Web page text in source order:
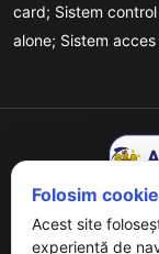
card; Sistem
alone; Sistem
Folosim
Acest site
experiență de